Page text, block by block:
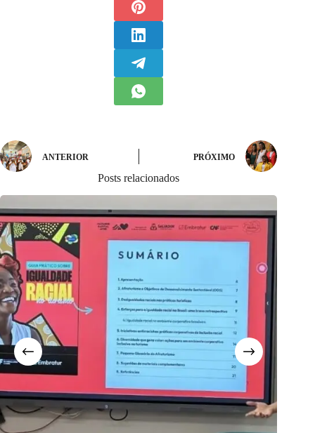
ANTERIOR PRÓXIMO
Posts relacionados